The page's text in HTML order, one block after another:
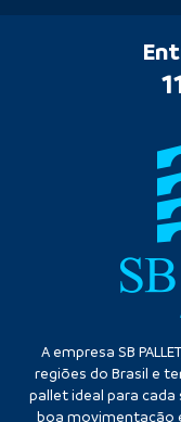
A empresa SB
regiões do Brasil e
pallet ideal para
boa movimentação